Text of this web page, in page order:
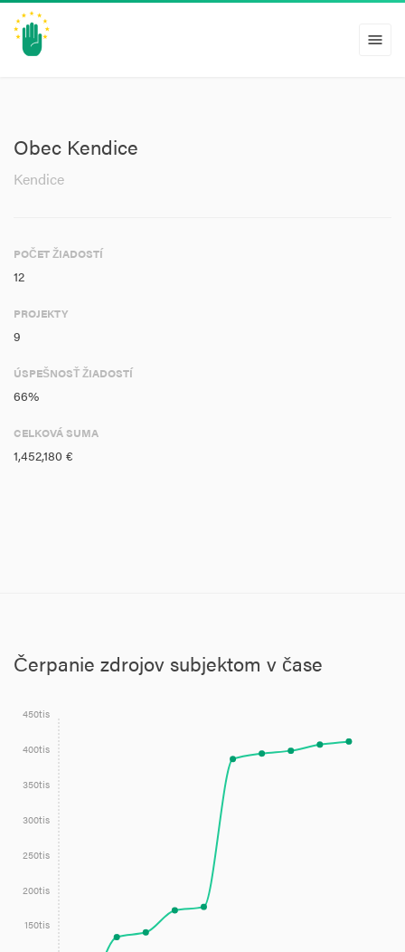
menu
Obec Kendice
Kendice
POČET ŽIADOSTÍ
12
PROJEKTY
9
ÚSPEŠNOSŤ ŽIADOSTÍ
66%
CELKOVÁ SUMA
1,452,180 €
Čerpanie zdrojov subjektom v čase
150tis
200tis
250tis
300tis
350tis
400tis
450tis